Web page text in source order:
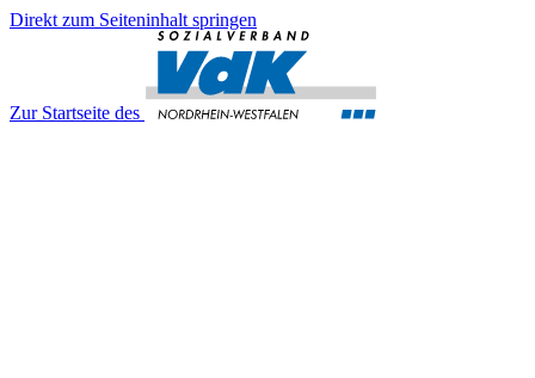
Direkt zum Seiteninhalt springen
Zur Startseite des